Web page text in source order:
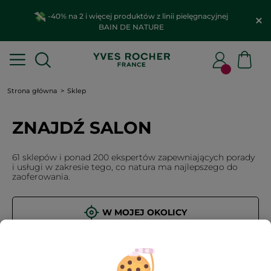
-40% na 2 i więcej produktów z linii pielęgnacyjnej
BAIN DE NATURE
Strona główna Sklep
ZNAJDŹ SALON
61 sklepów i ponad 200 ekspertów zapewniających porady
i usługi w zakresie tego, co natura ma najlepszego do
zaoferowania.
W MOJEJ OKOLICY